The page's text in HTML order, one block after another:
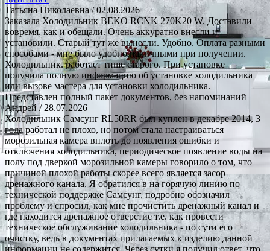
Татьяна Николаевна/ 02.08.2026
Заказала Холодильник BEKO RCNK 270K20 W. Доставили
вовремя. как и обещали. Очень аккуратно внесли и
установили. Старый тут же вынесли. Удобно. Оплата разными
способами - мне было удобно наличными при получении.
Холодильник. работает тише старого. При установке
получила полную информацию об установке холодильника
или вызове мастера для установки холодильника.
Представлен полный пакет документов, без напоминаний
Андрей / 28.07.2026
Холодильник Самсунг RL50RR был куплен в декабре 2014, 3
года работал не плохо, но потом стала настраиваться
морозильная камера вплоть до появления ошибки и
отключения холодильника, периодическое появление воды на
полу под дверкой морозильной камеры говорило о том, что
причиной плохой работы скорее всего является засор
дренажного канала. Я обратился в на горячую линию по
технической поддержке Самсунг, подробно обозначил
проблему и спросил, как мне прочистить дренажный канал и
где находится дренажное отверстие т.е. как провести
техническое обслуживание холодильника - по сути его
очистку, ведь в документах прилагаемых к изделию данной
информации не содержится. Через сутки я получил ответ, что